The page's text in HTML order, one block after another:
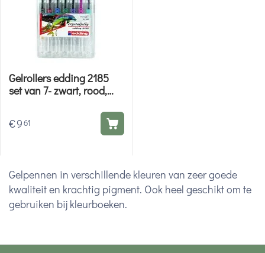
Gelpennen in verschillende kleuren van zeer goede
kwaliteit en krachtig pigment. Ook heel geschikt om te
gebruiken bij kleurboeken.
Gelrollers edding 2185
set van 7- zwart, rood,
€961